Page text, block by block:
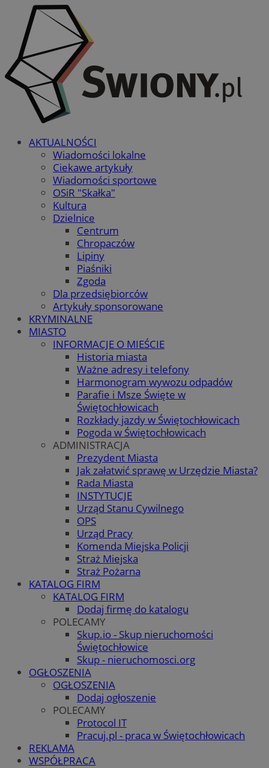
AKTUALNOŚCI
Wiadomości lokalne
Ciekawe artykuły
Wiadomości sportowe
OSiR "Skałka"
Kultura
Dzielnice
Centrum
Chropaczów
Lipiny
Piaśniki
Zgoda
Dla przedsiębiorców
Artykuły sponsorowane
KRYMINALNE
MIASTO
INFORMACJE O MIEŚCIE
Historia miasta
Ważne adresy i telefony
Harmonogram wywozu odpadów
Parafie i Msze Święte w
Świętochłowicach
Rozkłady jazdy w Świętochłowicach
Pogoda w Świętochłowicach
ADMINISTRACJA
Prezydent Miasta
Jak załatwić sprawę w Urzędzie Miasta?
Rada Miasta
INSTYTUCJE
Urząd Stanu Cywilnego
OPS
Urząd Pracy
Komenda Miejska Policji
Straż Miejska
Straż Pożarna
KATALOG FIRM
KATALOG FIRM
Dodaj firmę do katalogu
POLECAMY
Skup.io - Skup nieruchomości
Świętochłowice
Skup - nieruchomosci.org
OGŁOSZENIA
OGŁOSZENIA
Dodaj ogłoszenie
POLECAMY
Protocol IT
Pracuj.pl - praca w Świętochłowicach
REKLAMA
WSPÓŁPRACA